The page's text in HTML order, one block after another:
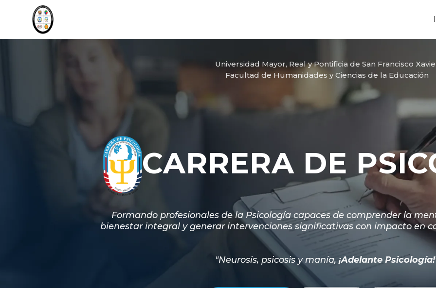
Universidad Mayor, Real y Pontificia de San Francisco
Facultad de Humanidades y Ciencias de la Educación
CARRERA DE
Formando profesionales de la Psicología capaces de comprender la
bienestar integral y generar intervenciones significativas con impacto en
"Neurosis, psicosis y manía,¡Adelante